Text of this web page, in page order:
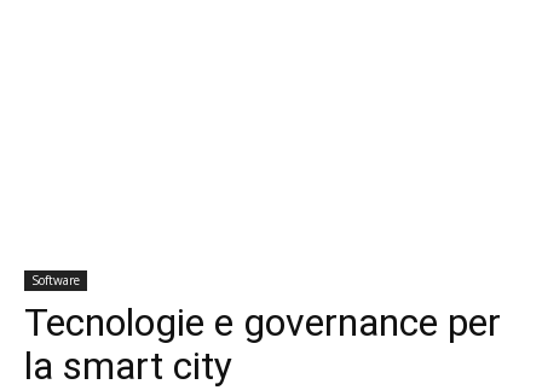
Software
Tecnologie e governance per
la smart city